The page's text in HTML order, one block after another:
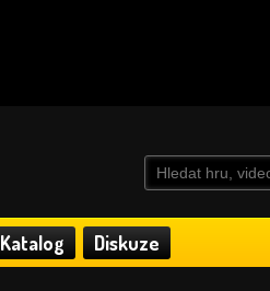
Katalog Diskuze